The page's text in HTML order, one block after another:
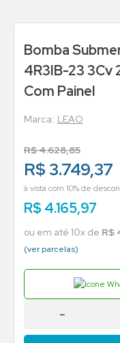
Bomba
4R3IB-23 3Cv
Com Painel
LEAO
R$4.628,85
R$ 3.749,37
à vista com 10% de
R$ 4.165,97
ou em até 10x de R$
(ver parcelas)
－